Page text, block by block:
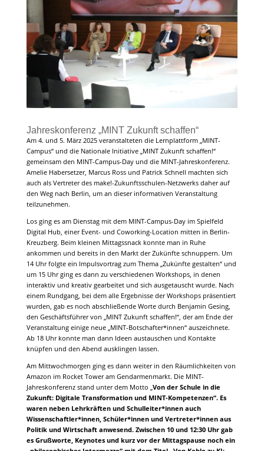
Jahreskonferenz „MINT Zukunft schaffen“
Am 4. und 5. März 2025 veranstalteten die Lernplattform „MINT-
Campus“ und die Nationale Initiative „MINT Zukunft schaffen!“
gemeinsam den MINT-Campus-Day und die MINT-Jahreskonferenz.
Amelie Habersetzer, Marcus Ross und Patrick Schnell machten sich
auch als Vertreter des make!-Zukunftsschulen-Netzwerks daher auf
den Weg nach Berlin, um an dieser informativen Veranstaltung
teilzunehmen.
Los ging es am Dienstag mit dem MINT-Campus-Day im Spielfeld
Digital Hub, einer Event- und Coworking-Location mitten in Berlin-
Kreuzberg. Beim kleinen Mittagssnack konnte man in Ruhe
ankommen und bereits in den Markt der Zukünfte schnuppern. Um
14 Uhr folgte ein Impulsvortrag zum Thema „Zukünfte gestalten“ und
um 15 Uhr ging es dann zu verschiedenen Workshops, in denen
interaktiv und kreativ gearbeitet und sich ausgetauscht wurde. Nach
einem Rundgang, bei dem alle Ergebnisse der Workshops präsentiert
wurden, gab es noch abschließende Worte durch Benjamin Gesing,
den Geschäftsführer von „MINT Zukunft schaffen!“, der am Ende der
Veranstaltung einige neue „MINT-Botschafter*innen“ auszeichnete.
Ab 18 Uhr konnte man dann Ideen austauschen und Kontakte
knüpfen und den Abend ausklingen lassen.
Am Mittwochmorgen ging es dann weiter in den Räumlichkeiten von
Amazon im Rocket Tower am Gendarmenmarkt. Die MINT-
Jahreskonferenz stand unter dem Motto „Von der Schule in die
Zukunft: Digitale Transformation und MINT-Kompetenzen“. Es
waren neben Lehrkräften und Schulleiter*innen auch
Wissenschaftler*innen, Schüler*innen und Vertreter*innen aus
Politik und Wirtschaft anwesend. Zwischen 10 und 12:30 Uhr gab
es Grußworte, Keynotes und kurz vor der Mittagspause noch ein